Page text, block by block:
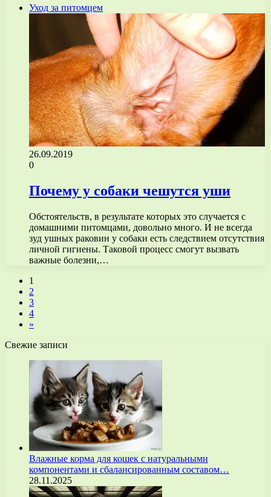
Уход за питомцем
26.09.2019
0
Почему у собаки чешутся уши
Обстоятельств, в результате которых это случается с
домашними питомцами, довольно много. И не всегда
зуд ушных раковин у собаки есть следствием отсутствия
личной гигиены. Таковой процесс смогут вызвать
важные болезни,…
1
2
3
4
»
Свежие записи
Влажные корма для кошек с натуральными
компонентами и сбалансированным составом…
28.11.2025